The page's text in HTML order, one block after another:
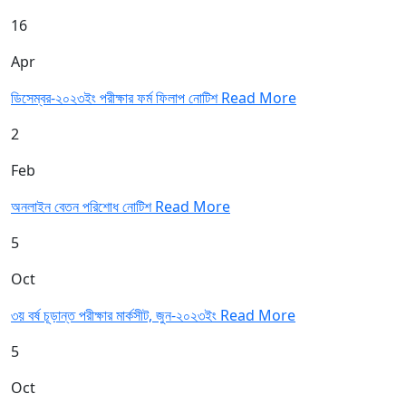
16
Apr
ডিসেম্বর-২০২৩ইং পরীক্ষার ফর্ম ফিলাপ নোটিশRead More
2
Feb
অনলাইন বেতন পরিশোধ নোটিশRead More
5
Oct
৩য় বর্ষ চূড়ান্ত পরীক্ষার মার্কসীট, জুন-২০২৩ইং Read More
5
Oct